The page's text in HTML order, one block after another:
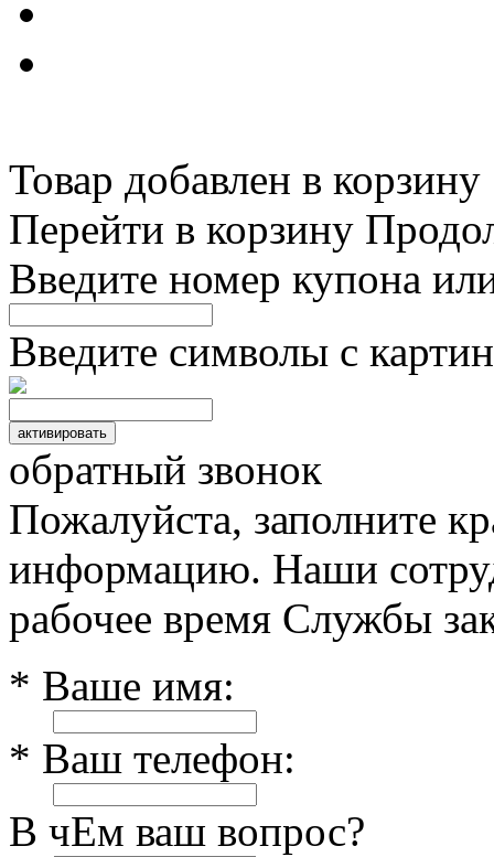
Товар добавлен в корзину
Перейти в корзину
Введите номер купона
Введите символы с
обратный звонок
Пожалуйста, заполните
информацию. Наши
рабочее время Службы
* Ваше имя:
* Ваш телефон:
В чЕм ваш вопрос?